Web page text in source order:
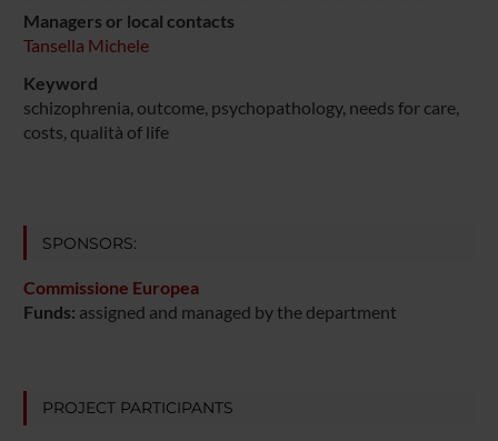
Managers or local contacts
Tansella Michele
Keyword
schizophrenia, outcome, psychopathology, needs for care,
costs, qualità of life
SPONSORS:
Commissione Europea
Funds: assigned and managed by the department
PROJECT PARTICIPANTS